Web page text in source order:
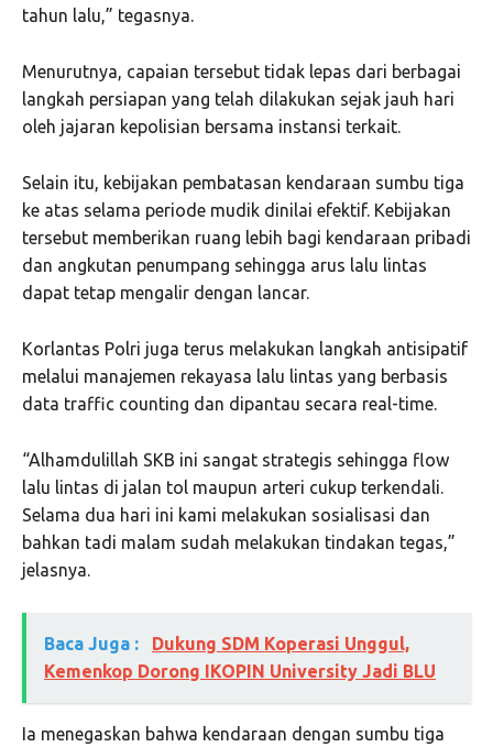
tahun lalu,” tegasnya.
Menurutnya, capaian tersebut tidak lepas dari berbagai
langkah persiapan yang telah dilakukan sejak jauh hari
oleh jajaran kepolisian bersama instansi terkait.
Selain itu, kebijakan pembatasan kendaraan sumbu tiga
ke atas selama periode mudik dinilai efektif. Kebijakan
tersebut memberikan ruang lebih bagi kendaraan pribadi
dan angkutan penumpang sehingga arus lalu lintas
dapat tetap mengalir dengan lancar.
Korlantas Polri juga terus melakukan langkah antisipatif
melalui manajemen rekayasa lalu lintas yang berbasis
data traffic counting dan dipantau secara real-time.
“Alhamdulillah SKB ini sangat strategis sehingga flow
lalu lintas di jalan tol maupun arteri cukup terkendali.
Selama dua hari ini kami melakukan sosialisasi dan
bahkan tadi malam sudah melakukan tindakan tegas,”
jelasnya.
Baca Juga :
Dukung SDM Koperasi Unggul,
Kemenkop Dorong IKOPIN University Jadi BLU
Ia menegaskan bahwa kendaraan dengan sumbu tiga